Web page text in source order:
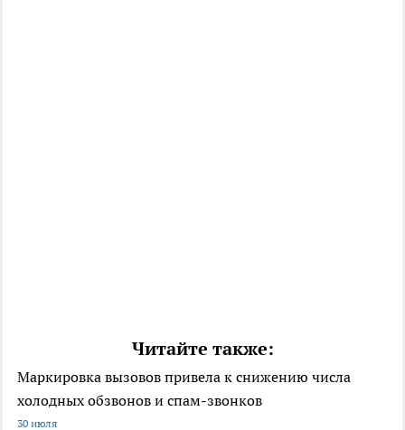
Читайте также:
Маркировка вызовов привела к снижению числа
холодных обзвонов и спам-звонков
30 июля